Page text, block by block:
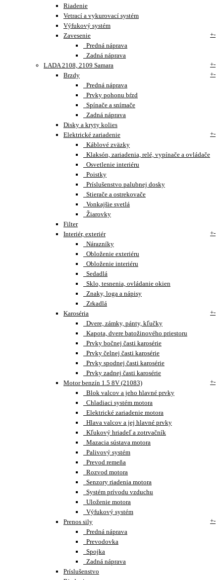
Riadenie
Vetrací a vykurovací systém
Výfukový systém
Zavesenie
+-
Predná náprava
Zadná náprava
LADA 2108, 2109 Samara
+-
Brzdy
+-
Predná náprava
Prvky pohonu bŕzd
Spínače a snímače
Zadná náprava
Disky a kryty kolies
Elektrické zariadenie
+-
Káblové zväzky
Klaksón, zariadenia, relé, vypínače a ovládače
Osvetlenie interiéru
Poistky
Príslušenstvo palubnej dosky
Stierače a ostrekovače
Vonkajšie svetlá
Žiarovky
Filter
Interiér, exteriér
+-
Nárazníky
Obloženie exteriéru
Obloženie interiéru
Sedadlá
Sklo, tesnenia, ovládanie okien
Znaky, loga a nápisy
Zrkadlá
Karoséria
+-
Dvere, zámky, pánty, kľučky
Kapota, dvere batožinového priestoru
Prvky bočnej časti karosérie
Prvky čelnej časti karosérie
Prvky spodnej časti karosérie
Prvky zadnej časti karosérie
Motor benzín 1.5 8V (21083)
+-
Blok valcov a jeho hlavné prvky
Chladiaci systém motora
Elektrické zariadenie motora
Hlava valcov a jej hlavné prvky
Kľukový hriadeľ a zotrvačník
Mazacia sústava motora
Palivový systém
Prevod remeňa
Rozvod motora
Senzory riadenia motora
Systém prívodu vzduchu
Uloženie motora
Výfukový systém
Prenos sily
+-
Predná náprava
Prevodovka
Spojka
Zadná náprava
Príslušenstvo